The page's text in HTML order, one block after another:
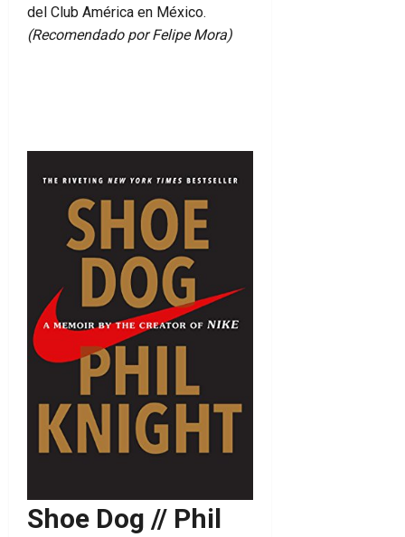
del Club América en México.
(Recomendado por Felipe Mora)
Shoe Dog // Phil